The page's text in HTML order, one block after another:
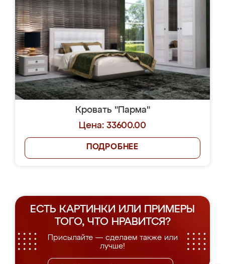
Кровать "Парма"
Цена: 33600.00
ПОДРОБНЕЕ
ЕСТЬ КАРТИНКИ ИЛИ ПРИМЕРЫ
ТОГО, ЧТО НРАВИТСЯ?
Присылайте — сделаем также или
лучше!